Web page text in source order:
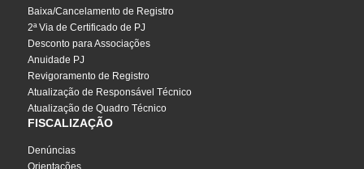
Baixa/Cancelamento de Registro
2ª Via de Certificado de PJ
Desconto para Associações
Anuidade PJ
Revigoramento de Registro
Atualização de Responsável Técnico
Atualização de Quadro Técnico
FISCALIZAÇÃO
Denúncias
Orientações